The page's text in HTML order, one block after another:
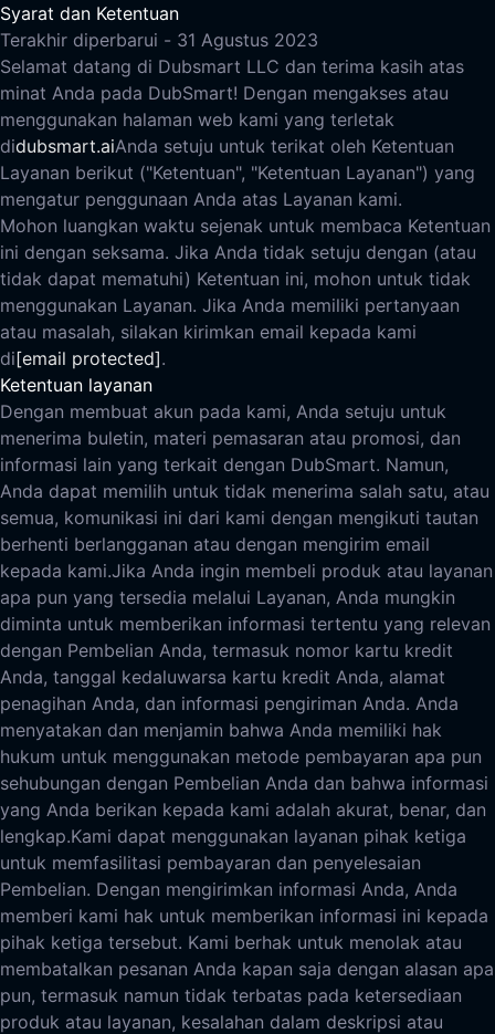
Syarat dan Ketentuan
Terakhir diperbarui - 31 Agustus 2023
Selamat datang di Dubsmart LLC dan terima kasih atas
minat Anda pada DubSmart! Dengan mengakses atau
menggunakan halaman web kami yang terletak
didubsmart.aiAnda setuju untuk terikat oleh Ketentuan
Layanan berikut ("Ketentuan", "Ketentuan Layanan") yang
mengatur penggunaan Anda atas Layanan kami.
Mohon luangkan waktu sejenak untuk membaca Ketentuan
ini dengan seksama. Jika Anda tidak setuju dengan (atau
tidak dapat mematuhi) Ketentuan ini, mohon untuk tidak
menggunakan Layanan. Jika Anda memiliki pertanyaan
atau masalah, silakan kirimkan email kepada kami
di[email protected].
Ketentuan layanan
Dengan membuat akun pada kami, Anda setuju untuk
menerima buletin, materi pemasaran atau promosi, dan
informasi lain yang terkait dengan DubSmart. Namun,
Anda dapat memilih untuk tidak menerima salah satu, atau
semua, komunikasi ini dari kami dengan mengikuti tautan
berhenti berlangganan atau dengan mengirim email
kepada kami.Jika Anda ingin membeli produk atau layanan
apa pun yang tersedia melalui Layanan, Anda mungkin
diminta untuk memberikan informasi tertentu yang relevan
dengan Pembelian Anda, termasuk nomor kartu kredit
Anda, tanggal kedaluwarsa kartu kredit Anda, alamat
penagihan Anda, dan informasi pengiriman Anda. Anda
menyatakan dan menjamin bahwa Anda memiliki hak
hukum untuk menggunakan metode pembayaran apa pun
sehubungan dengan Pembelian Anda dan bahwa informasi
yang Anda berikan kepada kami adalah akurat, benar, dan
lengkap.Kami dapat menggunakan layanan pihak ketiga
untuk memfasilitasi pembayaran dan penyelesaian
Pembelian. Dengan mengirimkan informasi Anda, Anda
memberi kami hak untuk memberikan informasi ini kepada
pihak ketiga tersebut. Kami berhak untuk menolak atau
membatalkan pesanan Anda kapan saja dengan alasan apa
pun, termasuk namun tidak terbatas pada ketersediaan
produk atau layanan, kesalahan dalam deskripsi atau